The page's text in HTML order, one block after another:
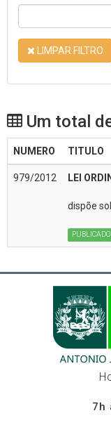
LIMPAR FILTRO
Um total
NUMERO TITULO
979/2012 LEI
dispõe
PUBLICADO
7h